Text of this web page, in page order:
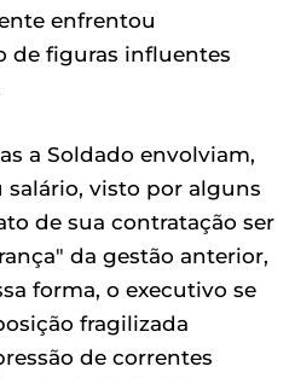
enfrentou
de figuras influentes
a Soldado envolviam,
visto por alguns
de sua contratação ser
da gestão anterior,
forma, o executivo se
fragilizada
de correntes